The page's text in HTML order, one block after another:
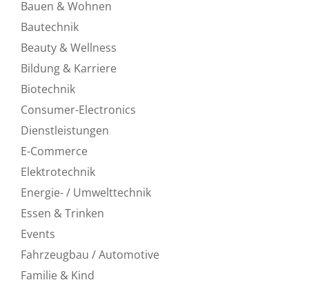
Bauen & Wohnen
Bautechnik
Beauty & Wellness
Bildung & Karriere
Biotechnik
Consumer-Electronics
Dienstleistungen
E-Commerce
Elektrotechnik
Energie- / Umwelttechnik
Essen & Trinken
Events
Fahrzeugbau / Automotive
Familie & Kind